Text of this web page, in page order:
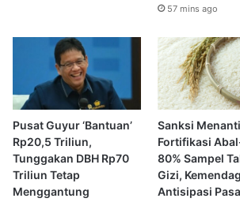
57 mins ago
Pusat Guyur ‘Bantuan’
Rp20,5 Triliun,
Tunggakan DBH Rp70
Triliun Tetap
Menggantung
Sanksi
Fortifikasi
80% Sampel
Gizi,
Antisipasi